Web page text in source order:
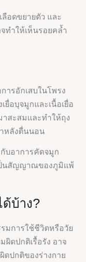
อดขยายตัว และ
ทำให้เห็นรอยคล้ำ
ารอักเสบในโพรง
ยื่อบุจมูกและเนื้อเยื่อ
าสะสมและทำให้ถุง
าหลังตื่นนอน
บอาการคัดจมูก
ป็นสัญญาณของภูมิแพ้
ด้บ้าง?
รมการใช้ชีวิตหรือวัย
ดปกติเรื้อรัง อาจ
ปกติของร่างกาย